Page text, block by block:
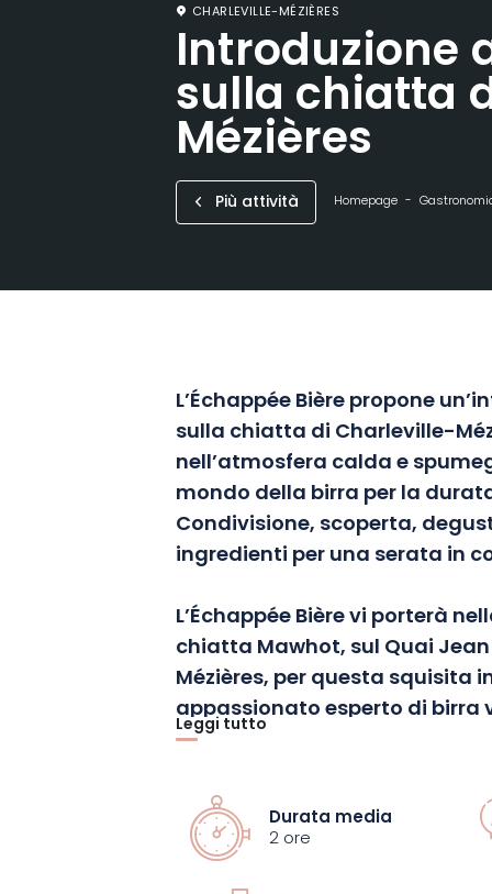
CHARLEVILLE-MÉZIÈRES
Introduzione
sulla chiatta
Mézières
Più attività Homepage
L’Échappée Bière propone
sulla chiatta di Charleville-
nell’atmosfera calda e
mondo della birra per la
Condivisione, scoperta,
ingredienti per una serata in
L’Échappée Bière vi porterà
chiattaMawhot, sul Quai
Mézières, per questa squisita
appassionato esperto di birra
scoprire la birra artigianale e
di produzione…
Tutto quello
bevanda preferita di Francia
Leggi tutto
Durata media
2 ore